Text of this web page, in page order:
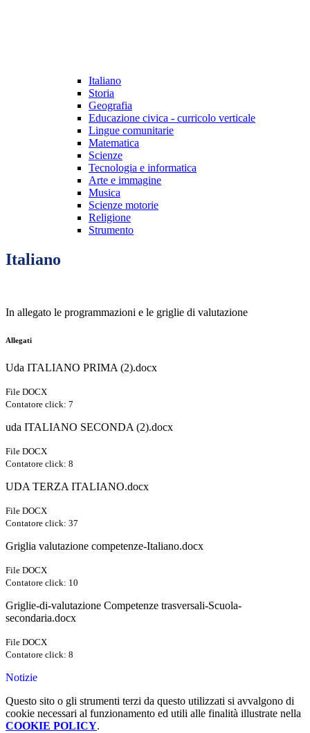
Italiano
Storia
Geografia
Educazione civica - curricolo verticale
Lingue comunitarie
Matematica
Scienze
Tecnologia e informatica
Arte e immagine
Musica
Scienze motorie
Religione
Strumento
Italiano
In allegato le programmazioni e le griglie di valutazione
Allegati
Uda ITALIANO PRIMA (2).docx
File DOCX
Contatore click: 7
uda ITALIANO SECONDA (2).docx
File DOCX
Contatore click: 8
UDA TERZA ITALIANO.docx
File DOCX
Contatore click: 37
Griglia valutazione competenze-Italiano.docx
File DOCX
Contatore click: 10
Griglie-di-valutazione Competenze trasversali-Scuola-
secondaria.docx
File DOCX
Contatore click: 8
Notizie
Questo sito o gli strumenti terzi da questo utilizzati si avvalgono di
cookie necessari al funzionamento ed utili alle finalità illustrate nella
COOKIE POLICY.